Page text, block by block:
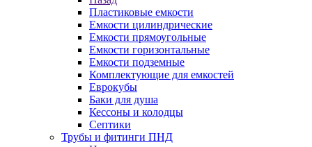
Пластиковые емкости
Емкости цилиндрические
Емкости прямоугольные
Емкости горизонтальные
Емкости подземные
Комплектующие для емкостей
Еврокубы
Баки для душа
Кессоны и колодцы
Септики
Трубы и фитинги ПНД